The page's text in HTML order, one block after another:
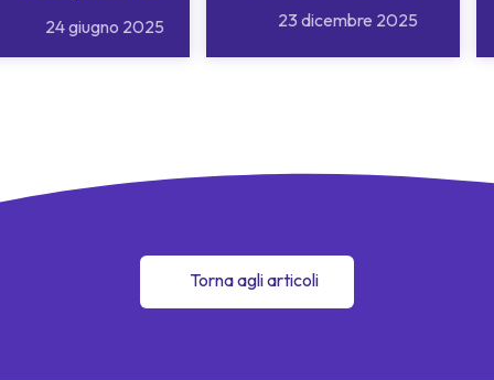
24 giugno 2025
23 dicembre 2025
Torna agli articoli